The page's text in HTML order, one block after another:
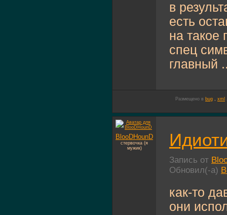
в
есть
на такое
спец
главный
Размещено в bug , xml
BlooDHounD
стервочка (я
мужик)
Запись от
Обновил(-а)
как-то
они